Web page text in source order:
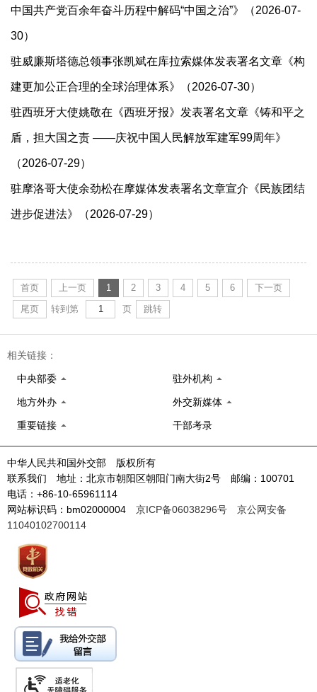
中国共产党百余年奋斗历程中解码“中国之治”》（2026-07-
30）
驻威廉斯塔德总领事张凯斌在库拉索媒体发表署名文章《构
建更加公正合理的全球治理体系》（2026-07-30）
驻西班牙大使姚敬在《西班牙报》发表署名文章《铸和平之
盾，担大国之责 ——庆祝中国人民解放军建军99周年》
（2026-07-29）
驻摩洛哥大使余劲松在摩媒体发表署名文章宣介《民族团结
进步促进法》（2026-07-29）
首页 上一页 1 2 3 4 5 6
下一页
尾页
转到第 页 跳转
相关链接：
中央部委 驻外机构
地方外办 外交新媒体
重要链接 干部考录
中华人民共和国外交部 版权所有
联系我们 地址：北京市朝阳区朝阳门南大街2号 邮编：100701
电话：+86-10-65961114
网站标识码：bm02000004 京ICP备06038296号
京公网安备
11040102700114